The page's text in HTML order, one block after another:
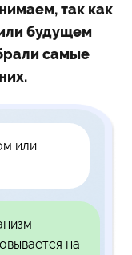
так как
будущем
самые
или
на